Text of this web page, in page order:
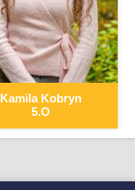
Kamila Kobryn
5.O